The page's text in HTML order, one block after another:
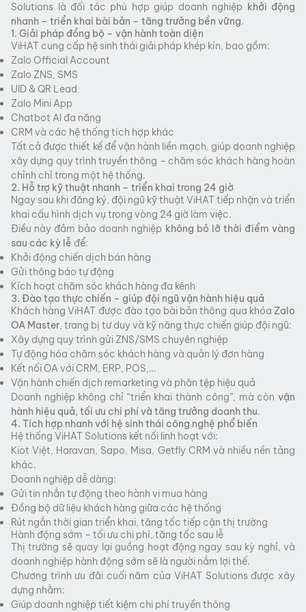
Solutions là đối tác phù hợp giúp doanh nghiệp khởi động
nhanh – triển khai bài bản – tăng trưởng bền vững.
1. Giải pháp đồng bộ – vận hành toàn diện
ViHAT cung cấp hệ sinh thái giải pháp khép kín, bao gồm:
Zalo Official Account
Zalo ZNS, SMS
UID & QR Lead
Zalo Mini App
Chatbot AI đa năng
CRM và các hệ thống tích hợp khác
Tất cả được thiết kế để vận hành liền mạch, giúp doanh nghiệp
xây dựng quy trình truyền thông – chăm sóc khách hàng hoàn
chỉnh chỉ trong một hệ thống.
2. Hỗ trợ kỹ thuật nhanh – triển khai trong 24 giờ
Ngay sau khi đăng ký, đội ngũ kỹ thuật ViHAT tiếp nhận và triển
khai cấu hình dịch vụ trong vòng 24 giờ làm việc.
Điều này đảm bảo doanh nghiệp không bỏ lỡ thời điểm vàng
sau các kỳ lễ để:
Khởi động chiến dịch bán hàng
Gửi thông báo tự động
Kích hoạt chăm sóc khách hàng đa kênh
3. Đào tạo thực chiến – giúp đội ngũ vận hành hiệu quả
Khách hàng ViHAT được đào tạo bài bản thông qua khóa Zalo
OA Master, trang bị tư duy và kỹ năng thực chiến giúp đội ngũ:
Xây dựng quy trình gửi ZNS/SMS chuyên nghiệp
Tự động hóa chăm sóc khách hàng và quản lý đơn hàng
Kết nối OA với CRM, ERP, POS,…
Vận hành chiến dịch remarketing và phân tệp hiệu quả
Doanh nghiệp không chỉ “triển khai thành công”, mà còn vận
hành hiệu quả, tối ưu chi phí và tăng trưởng doanh thu.
4. Tích hợp nhanh với hệ sinh thái công nghệ phổ biến
Hệ thống ViHAT Solutions kết nối linh hoạt với:
Kiot Việt, Haravan, Sapo, Misa, Getfly CRM và nhiều nền tảng
khác.
Doanh nghiệp dễ dàng:
Gửi tin nhắn tự động theo hành vi mua hàng
Đồng bộ dữ liệu khách hàng giữa các hệ thống
Rút ngắn thời gian triển khai, tăng tốc tiếp cận thị trường
Hành động sớm – tối ưu chi phí, tăng tốc sau lễ
Thị trường sẽ quay lại guồng hoạt động ngay sau kỳ nghỉ, và
doanh nghiệp hành động sớm sẽ là người nắm lợi thế.
Chương trình ưu đãi cuối năm của ViHAT Solutions được xây
dựng nhằm:
Giúp doanh nghiệp tiết kiệm chi phí truyền thông